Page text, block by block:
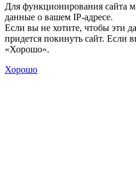
Для функционирования сайта
данные о вашем IP-адресе.
Если вы не хотите, чтобы эти
придется покинуть сайт. Если
«Хорошо».
Хорошо